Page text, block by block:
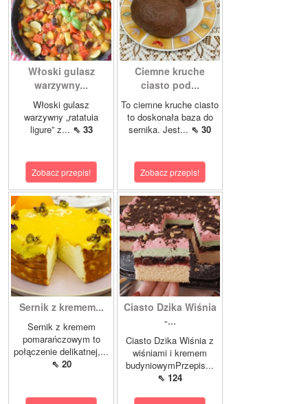
Włoski gulasz
warzywny...
Włoski gulasz
warzywny „ratatuia
ligure” z... ⇖ 33
Zobacz przepis!
Ciemne kruche
ciasto pod...
To ciemne kruche ciasto
to doskonała baza do
sernika. Jest... ⇖ 30
Zobacz przepis!
Sernik z kremem...
Sernik z kremem
pomarańczowym to
połączenie delikatnej,...
⇖ 20
Ciasto Dzika Wiśnia
-...
Ciasto Dzika Wiśnia z
wiśniami i kremem
budyniowymPrzepis...
⇖ 124